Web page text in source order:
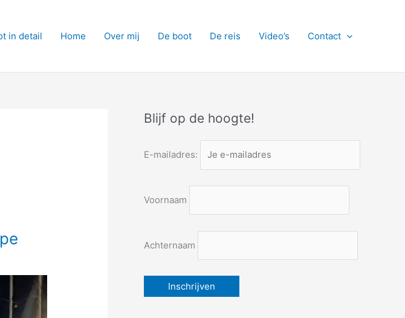
in detail Home Over mij De boot De reis Video’s Contact
Blijf op de hoogte!
E-mailadres:
Voornaam
Achternaam